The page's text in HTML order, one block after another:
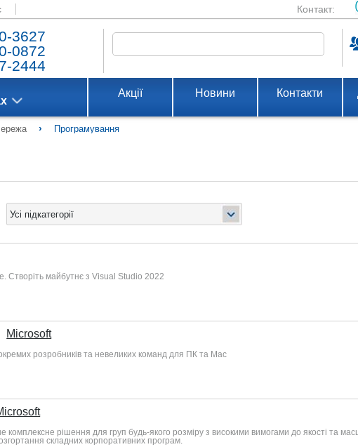
Контакт:
3627
0872
2444
Акції Новини Контакти
› Програмування
майбутнє з Visual Studio 2022
Microsoft
розробників та невеликих команд для ПК та Mac
комплексне рішення для груп будь-якого розміру з високими вимогами до якості та
складних корпоративних програм.